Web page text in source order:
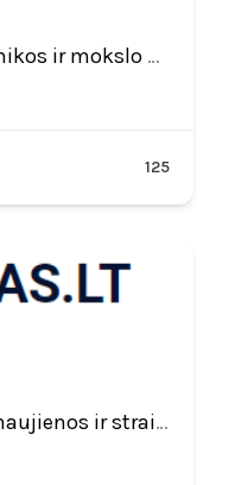
Ekomokslas.lt – Ekonomikos ir mokslo naujienos
125
5kanalas.lt – aktualios naujienos ir straipsniai